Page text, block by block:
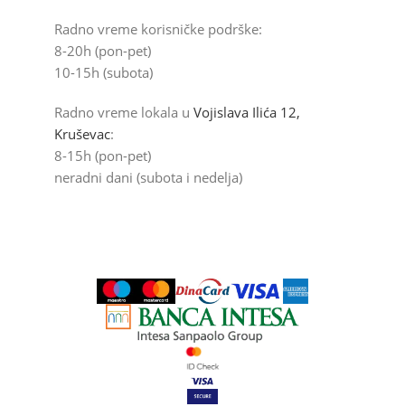
Radno vreme korisničke podrške:
8-20h (pon-pet)
10-15h (subota)
Radno vreme lokala u Vojislava Ilića 12,
Kruševac:
8-15h (pon-pet)
neradni dani (subota i nedelja)